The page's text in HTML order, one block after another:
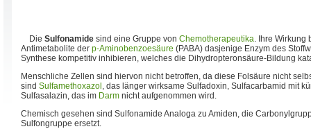
Die Sulfonamide sind eine Gruppe von Chemotherapeutika. Ihre Wirkung
Antimetabolite der p-Aminobenzoesäure (PABA) dasjenige Enzym des
Synthese kompetitiv inhibieren, welches die Dihydropteronsäure-Bildung
Menschliche Zellen sind hiervon nicht betroffen, da diese Folsäure nicht
sind Sulfamethoxazol , das länger wirksame Sulfadoxin, Sulfacarbamid mit
Sulfasalazin, das im Darm nicht aufgenommen wird.
Chemisch gesehen sind Sulfonamide Analoga zu Amiden, die
Sulfongruppe ersetzt.